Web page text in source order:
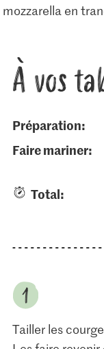
mozzarella en
À vos
Préparation:
faire mariner:
Total:
Tailler les